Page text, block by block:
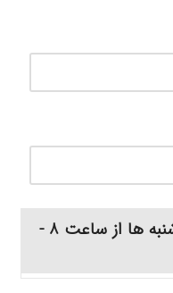
روزهای ملاقات حضوری دوشنبه ها از ساعت 8 -